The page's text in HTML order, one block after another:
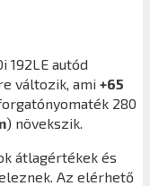
192LE autód
változik, ami +65
280
) növekszik.
átlagértékek és
Az elérhető